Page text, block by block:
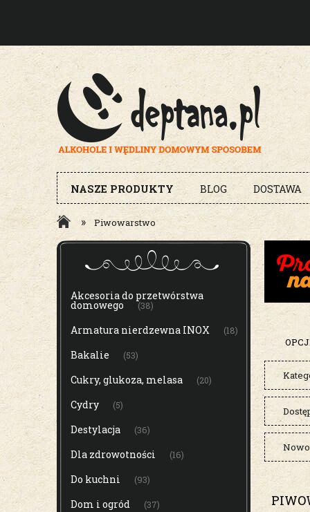
NASZE PRODUKTY BLOG DOSTAWA
» Piwowarstwo
MENU
Akcesoria do przetwórstwa
domowego (38)
Armatura nierdzewna INOX (18)
Bakalie (53)
Cukry, glukoza, melasa (20)
Cydry (5)
Destylacja (36)
Dla zdrowotności (16)
Do kuchni (93)
Dom i ogród (37)